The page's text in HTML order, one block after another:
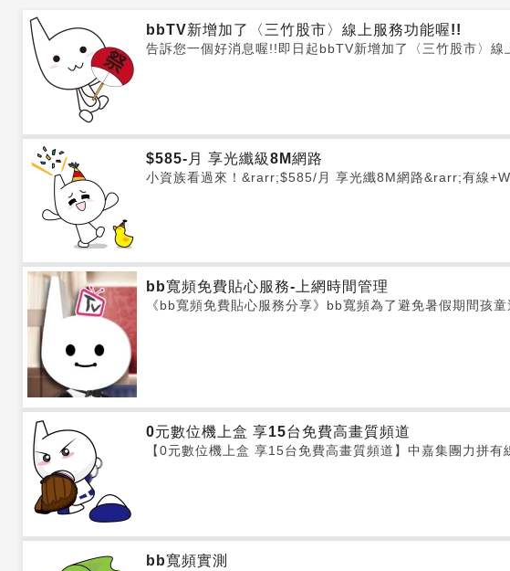
bbTV新增加了〈三竹股市〉線上服務功能喔!!
告訴您一個好消息喔!!即日起bbTV新增加了〈三竹股市〉
$585-月 享光纖級8M網路
小資族看過來！&rarr;$585/月 享光纖8M網路&rarr;有線
bb寬頻免費貼心服務-上網時間管理
《bb寬頻免費貼心服務分享》bb寬頻為了避免暑假期間孩
0元數位機上盒 享15台免費高畫質頻道
【0元數位機上盒 享15台免費高畫質頻道】中嘉集團力拼
bb寬頻實測